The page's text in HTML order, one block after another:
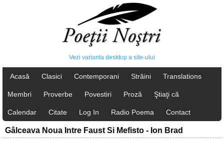
Vezi varianta desktop a site-ului
Acasă Clasici Contemporani Străini Translations
Membri Proverbe Povestiri Proză Ştiaţi că
Calendar Citate Log In Radio Poema Contact
Gâlceava Noua Intre Faust Si Mefisto - Ion Brad